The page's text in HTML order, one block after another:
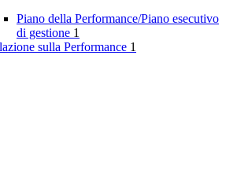
Piano della Performance/Piano esecutivo
di gestione 1
sulla Performance 1